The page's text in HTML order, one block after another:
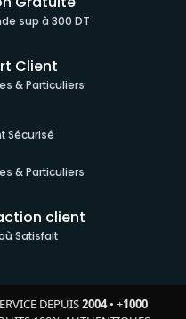
sup à 300 DT
Client
& Particuliers
Sécurisé
& Particuliers
client
Satisfait
DEPUIS2004• +1000